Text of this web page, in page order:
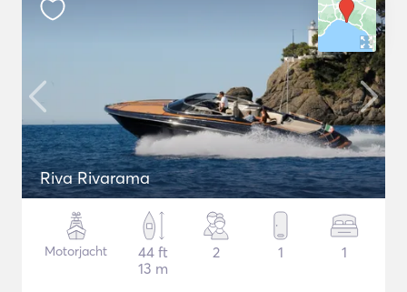
Riva Rivarama
Motorjacht
44 ft
13 m
2 1 1